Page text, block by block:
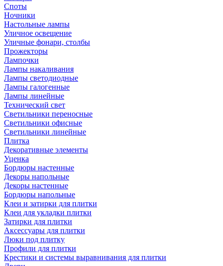
Споты
Ночники
Настольные лампы
Уличное освещение
Уличные фонари, столбы
Прожекторы
Лампочки
Лампы накаливания
Лампы светодиодные
Лампы галогенные
Лампы линейные
Технический свет
Светильники переносные
Светильники офисные
Светильники линейные
Плитка
Декоративные элементы
Уценка
Бордюры настенные
Декоры напольные
Декоры настенные
Бордюры напольные
Клеи и затирки для плитки
Клеи для укладки плитки
Затирки для плитки
Аксессуары для плитки
Люки под плитку
Профили для плитки
Крестики и системы выравнивания для плитки